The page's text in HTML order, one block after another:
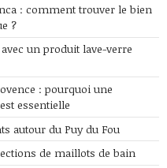
: comment trouver le bien
?
un produit lave-verre
: pourquoi une
essentielle
autour du Puy du Fou
de maillots de bain